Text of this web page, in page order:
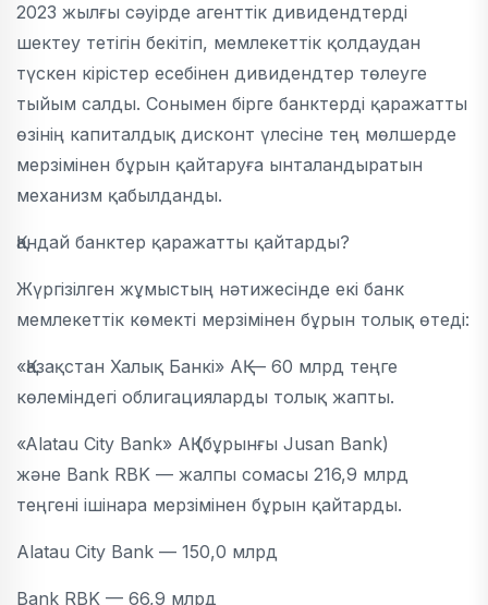
2023 жылғы сәуірде агенттік дивидендтерді
шектеу тетігін бекітіп, мемлекеттік қолдаудан
түскен кірістер есебінен дивидендтер төлеуге
тыйым салды. Сонымен бірге банктерді қаражатты
өзінің капиталдық дисконт үлесіне тең мөлшерде
мерзімінен бұрын қайтаруға ынталандыратын
механизм қабылданды.
Қандай банктер қаражатты қайтарды?
Жүргізілген жұмыстың нәтижесінде екі банк
мемлекеттік көмекті мерзімінен бұрын толық өтеді:
«Қазақстан Халық Банкі» АҚ — 60 млрд теңге
көлеміндегі облигацияларды толық жапты.
«Alatau City Bank» АҚ (бұрынғы Jusan Bank)
және Bank RBK — жалпы сомасы 216,9 млрд
теңгені ішінара мерзімінен бұрын қайтарды.
Alatau City Bank — 150,0 млрд
Bank RBK — 66,9 млрд